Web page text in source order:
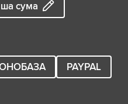
сума
PAYPAL